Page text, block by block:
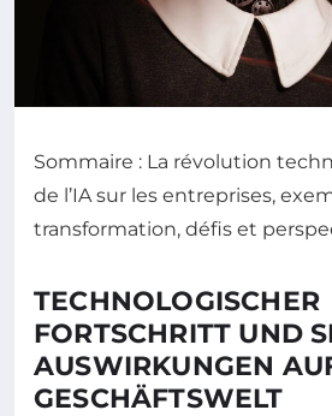
Sommaire : La révolution
de l’IA sur les entreprises,
transformation, défis et
TECHNOLOGISCHER
FORTSCHRITT UND
AUSWIRKUNGEN
GESCHÄFTSWELT